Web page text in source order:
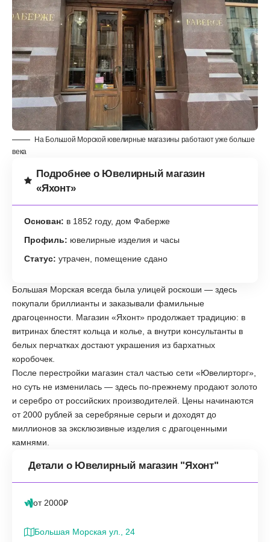
На Большой Морской ювелирные магазины работают уже больше
века
Подробнее о Ювелирный магазин
«Яхонт»
Основан: в 1852 году, дом Фаберже
Профиль: ювелирные изделия и часы
Статус: утрачен, помещение сдано
Большая Морская всегда была улицей роскоши — здесь
покупали бриллианты и заказывали фамильные
драгоценности. Магазин «Яхонт» продолжает традицию: в
витринах блестят кольца и колье, а внутри консультанты в
белых перчатках достают украшения из бархатных
коробочек.
После перестройки магазин стал частью сети «Ювелирторг»,
но суть не изменилась — здесь по-прежнему продают золото
и серебро от российских производителей. Цены начинаются
от 2000 рублей за серебряные серьги и доходят до
миллионов за эксклюзивные изделия с драгоценными
камнями.
Детали о Ювелирный магазин "Яхонт"
от 2000₽
Большая Морская ул., 24